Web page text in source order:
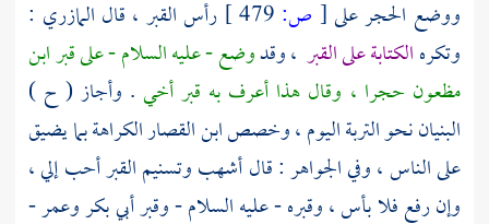
ووضع الحجر على[ ص: رأس القبر ، قال المازري :
وتكرهالكتابة على القبر ، وقدوضع - عليه السلام - على قبرابن
مظعون حجرا ، وقال هذا أعرف به قبر أخي . وأجاز ( ح )
البنيان نحو التربة اليوم ، وخصصابن القصارالكراهة بما يضيق
على الناس ، وفي الجواهر : قالأشهبوتسنيم القبر أحب إلي ،
وإن رفع فلا بأس ، وقبره - عليه السلام - وقبرأبي بكروعمر-